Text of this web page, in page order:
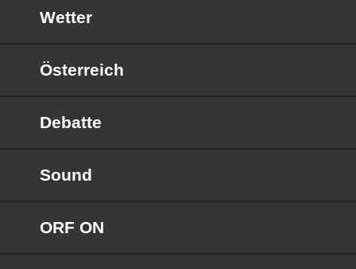
Wetter
Österreich
Debatte
Sound
ORF ON